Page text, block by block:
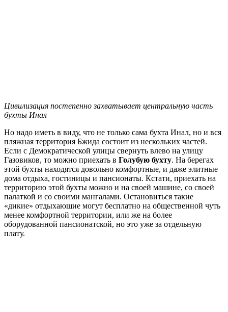
Цивилизация постепенно захватывает центральную часть
бухты Инал
Но надо иметь в виду, что не только сама бухта Инал, но и вся
пляжная территория Бжида состоит из нескольких частей.
Если с Демократической улицы свернуть влево на улицу
Газовиков, то можно приехать в Голубую бухту. На берегах
этой бухты находятся довольно комфортные, и даже элитные
дома отдыха, гостиницы и пансионаты. Кстати, приехать на
территорию этой бухты можно и на своей машине, со своей
палаткой и со своими мангалами. Остановиться такие
«дикие» отдыхающие могут бесплатно на общественной чуть
менее комфортной территории, или же на более
оборудованной пансионатской, но это уже за отдельную
плату.